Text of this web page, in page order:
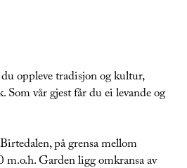
oppleve tradisjon og kultur,
Som vår gjest får du ei levande og
på grensa mellom
m.o.h. Garden ligg omkransa av